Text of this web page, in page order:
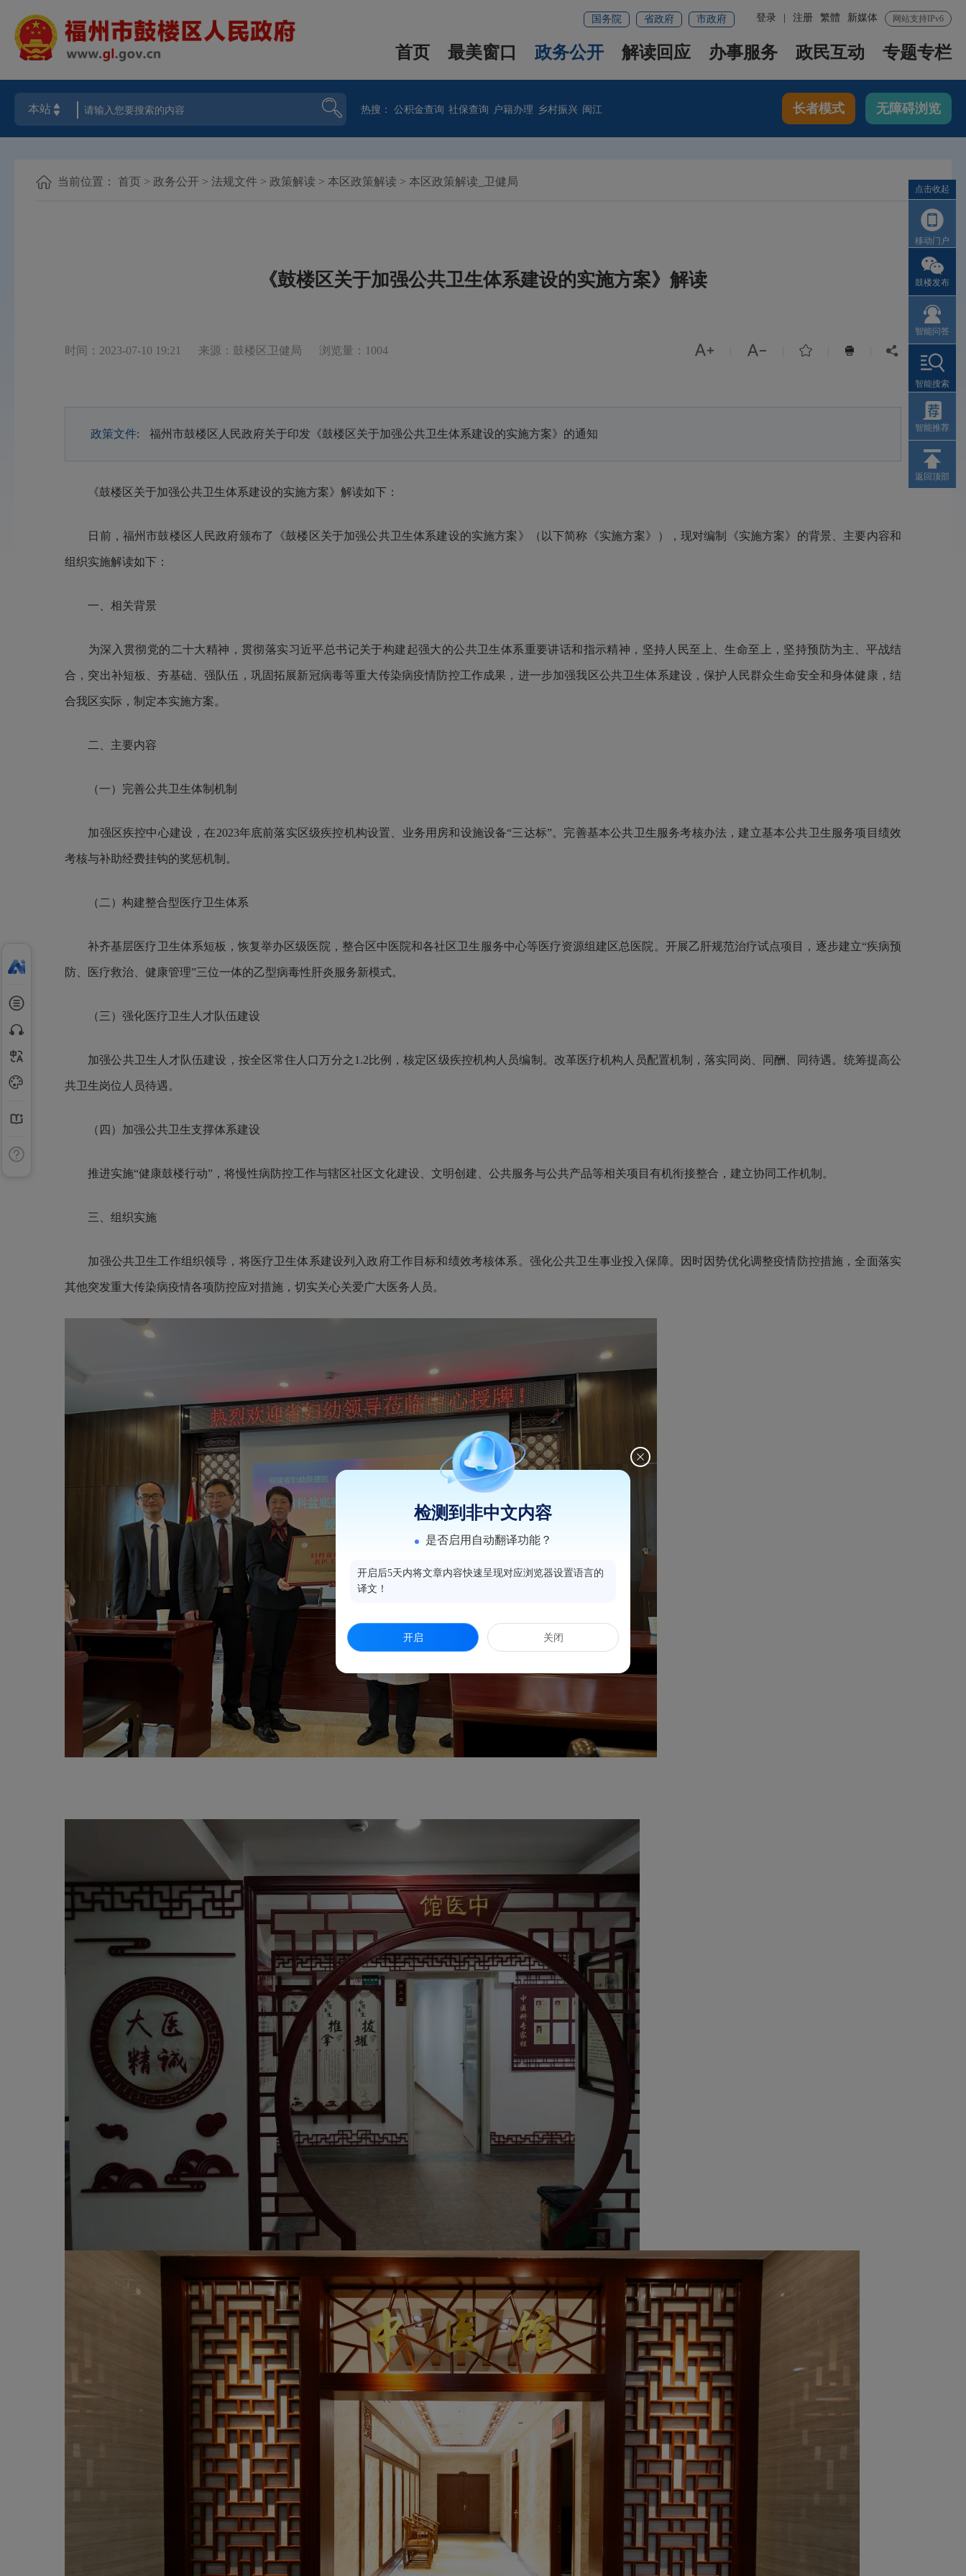
网站支持IPv6
新媒体
繁體
登录 注册
国务院 省政府 市政府
首页 最美窗口 政务公开 解读回应 办事服务 政民互动 专题专栏
热搜：公积金查询 社保查询 户籍办理 乡村振兴 闽江 长者模式 无障碍浏览
当前位置： 首页 > 政务公开 > 法规文件 > 政策解读 > 本区政策解读 > 本区政策解读_卫健局
《鼓楼区关于加强公共卫生体系建设的实施方案》解读
时间：2023-07-10 19:21 来源：鼓楼区卫健局 浏览量：1004     
政策文件: 福州市鼓楼区人民政府关于印发《鼓楼区关于加强公共卫生体系建设的实施方案》的通知
《鼓楼区关于加强公共卫生体系建设的实施方案》解读如下：
日前，福州市鼓楼区人民政府颁布了《鼓楼区关于加强公共卫生体系建设的实施方案》（以下简称《实施方案》），现对编制《实施方案》的背景、主要内容和
组织实施解读如下：
一、相关背景
为深入贯彻党的二十大精神，贯彻落实习近平总书记关于构建起强大的公共卫生体系重要讲话和指示精神，坚持人民至上、生命至上，坚持预防为主、平战结
合，突出补短板、夯基础、强队伍，巩固拓展新冠病毒等重大传染病疫情防控工作成果，进一步加强我区公共卫生体系建设，保护人民群众生命安全和身体健康，结
合我区实际，制定本实施方案。
二、主要内容
（一）完善公共卫生体制机制
加强区疾控中心建设，在2023年底前落实区级疾控机构设置、业务用房和设施设备“三达标”。完善基本公共卫生服务考核办法，建立基本公共卫生服务项目绩效
考核与补助经费挂钩的奖惩机制。
（二）构建整合型医疗卫生体系
补齐基层医疗卫生体系短板，恢复举办区级医院，整合区中医院和各社区卫生服务中心等医疗资源组建区总医院。开展乙肝规范治疗试点项目，逐步建立“疾病预
防、医疗救治、健康管理”三位一体的乙型病毒性肝炎服务新模式。
（三）强化医疗卫生人才队伍建设
加强公共卫生人才队伍建设，按全区常住人口万分之1.2比例，核定区级疾控机构人员编制。改革医疗机构人员配置机制，落实同岗、同酬、同待遇。统筹提高公
共卫生岗位人员待遇。
（四）加强公共卫生支撑体系建设
推进实施“健康鼓楼行动”，将慢性病防控工作与辖区社区文化建设、文明创建、公共服务与公共产品等相关项目有机衔接整合，建立协同工作机制。
三、组织实施
加强公共卫生工作组织领导，将医疗卫生体系建设列入政府工作目标和绩效考核体系。强化公共卫生事业投入保障。因时因势优化调整疫情防控措施，全面落实
其他突发重大传染病疫情各项防控应对措施，切实关心关爱广大医务人员。
点击收起
移动门户
鼓楼发布
智能问答
智能搜索
智能推荐
返回顶部
检测到非中文内容
是否启用自动翻译功能？
开启后5天内将文章内容快速呈现对应浏览器设置语言的
译文！
开启 关闭